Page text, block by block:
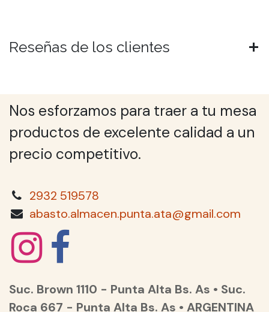
Reseñas de los clientes
Nos esforzamos para traer a tu mesa
productos de excelente calidad a un
precio competitivo.
2932 519578
abasto.almacen.punta.ata@gmail.com
Suc. Brown 1110 - Punta Alta Bs. As • Suc.
Roca 667 - Punta Alta Bs. As • ARGENTINA